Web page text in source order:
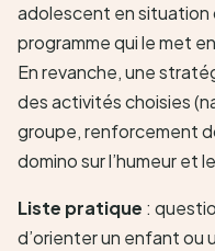
adolescent en situation
programme qui le met
En revanche, une
des activités choisies
groupe, renforcement
domino sur l’humeur et
Liste pratique :
d’orienter un enfant ou